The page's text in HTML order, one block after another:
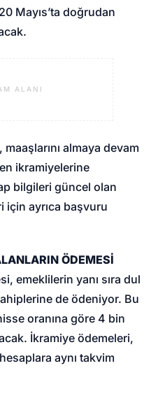
Mayıs’ta doğrudan
ALANI
maaşlarını almaya devam
ikramiyelerine
bilgileri güncel olan
için ayrıca başvuru
ÖDEMESİ
emeklilerin yanı sıra dul
de ödeniyor. Bu
oranına göre 4 bin
İkramiye ödemeleri,
hesaplara aynı takvim